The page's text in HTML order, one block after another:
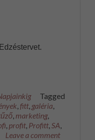
Tagged
,fitt, galéria,
, marketing,
, profit, Profitt,SA,
Leave a comment